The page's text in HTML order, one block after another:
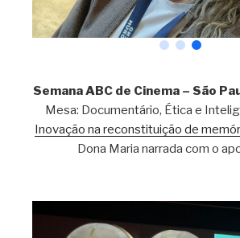
Semana ABC de Cinema – São
Mesa: Documentário, Ética e
Inovação na reconstituição de
Dona Maria narrada com o